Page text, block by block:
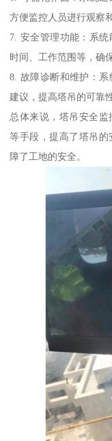
方便监控人员进行观察
7. 安全管理功能：系
时间、工作范围等，确
8. 故障诊断和维护：
建议，提高塔吊的可靠
总体来说，塔吊安全
等手段，提高了塔吊
障了工地的安全。